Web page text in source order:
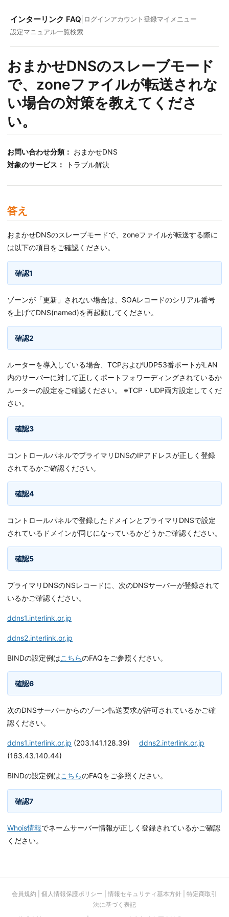
インターリンク FAQ ログインアカウント登録マイメニュー
設定マニュアル一覧検索
おまかせDNSのスレーブモード
で、zoneファイルが転送されな
い場合の対策を教えてくださ
い。
お問い合わせ分類： おまかせDNS
対象のサービス：
トラブル解決
答え
おまかせDNSのスレーブモードで、zoneファイルが転送する際に
は以下の項目をご確認ください。
確認1
ゾーンが「更新」されない場合は、SOAレコードのシリアル番号
を上げてDNS(named)を再起動してください。
確認2
ルーターを導入している場合、TCPおよびUDP53番ポートがLAN
内のサーバーに対して正しくポートフォワーディングされているか
ルーターの設定をご確認ください。 ※TCP・UDP両方設定してくだ
さい。
確認3
コントロールパネルでプライマリDNSのIPアドレスが正しく登録
されてるかご確認ください。
確認4
コントロールパネルで登録したドメインとプライマリDNSで設定
されているドメインが同じになっているかどうかご確認ください。
確認5
プライマリDNSのNSレコードに、次のDNSサーバーが登録されて
いるかご確認ください。
ddns1.interlink.or.jp
ddns2.interlink.or.jp
BINDの設定例はこちらのFAQをご参照ください。
確認6
次のDNSサーバーからのゾーン転送要求が許可されているかご確
認ください。
ddns1.interlink.or.jp (203.141.128.39) ddns2.interlink.or.jp
(163.43.140.44)
BINDの設定例はこちらのFAQをご参照ください。
確認7
Whois情報でネームサーバー情報が正しく登録されているかご確認
ください。
会員規約 個人情報保護ポリシー 情報セキュリティ基本方針
特定商取引
法に基づく表記